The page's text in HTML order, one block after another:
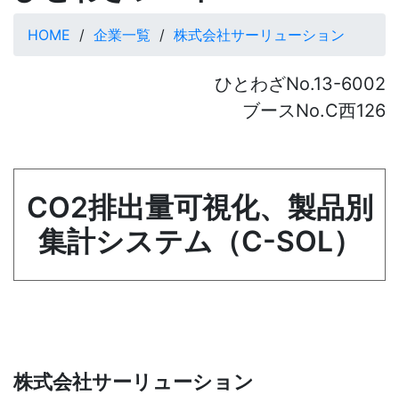
HOME 企業一覧 株式会社サーリューション
ひとわざNo.13-6002
ブースNo.C西126
CO2排出量可視化、製品別
集計システム（C-SOL）
株式会社サーリューション